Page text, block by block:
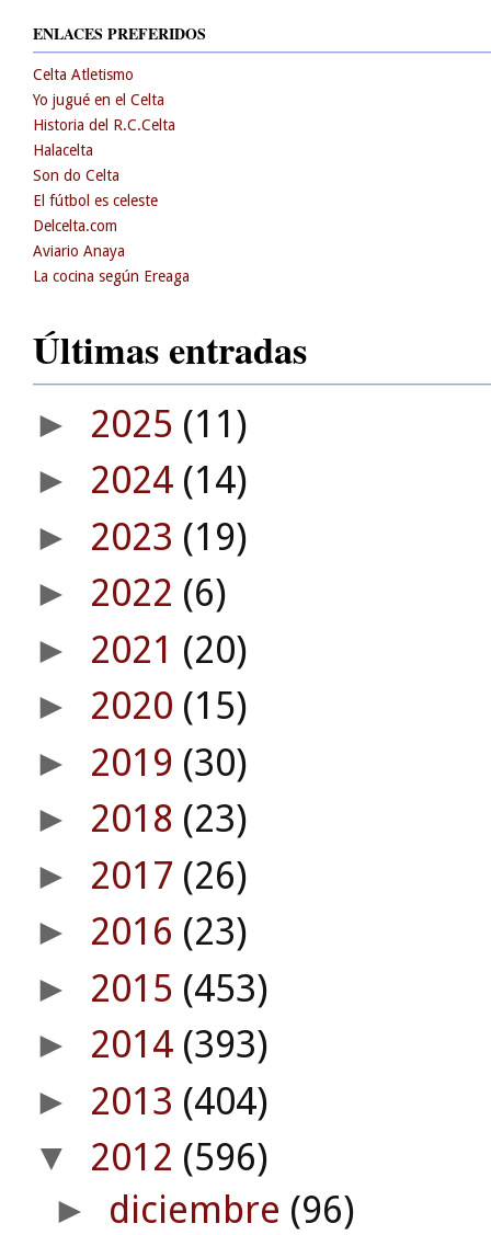
ENLACES PREFERIDOS
Celta Atletismo
Yo jugué en el Celta
Historia del R.C.Celta
Halacelta
Son do Celta
El fútbol es celeste
Delcelta.com
Aviario Anaya
La cocina según Ereaga
Últimas entradas
► 2025 (11)
► 2024 (14)
► 2023 (19)
► 2022 (6)
► 2021 (20)
► 2020 (15)
► 2019 (30)
► 2018 (23)
► 2017 (26)
► 2016 (23)
► 2015 (453)
► 2014 (393)
► 2013 (404)
▼ 2012 (596)
► diciembre (96)